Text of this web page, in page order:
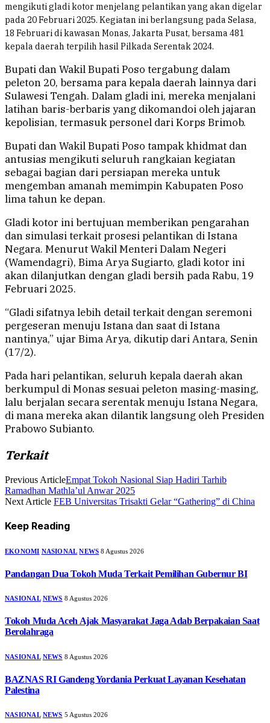
mengikuti gladi kotor menjelang pelantikan yang akan digelar
pada 20 Februari 2025. Kegiatan ini berlangsung pada Selasa,
18 Februari di kawasan Monas, Jakarta Pusat, bersama 481
kepala daerah terpilih hasil Pilkada Serentak 2024.
Bupati dan Wakil Bupati Poso tergabung dalam
peleton 20, bersama para kepala daerah lainnya dari
Sulawesi Tengah. Dalam gladi ini, mereka menjalani
latihan baris-berbaris yang dikomandoi oleh jajaran
kepolisian, termasuk personel dari Korps Brimob.
Bupati dan Wakil Bupati Poso tampak khidmat dan
antusias mengikuti seluruh rangkaian kegiatan
sebagai bagian dari persiapan mereka untuk
mengemban amanah memimpin Kabupaten Poso
lima tahun ke depan.
Gladi kotor ini bertujuan memberikan pengarahan
dan simulasi terkait prosesi pelantikan di Istana
Negara. Menurut Wakil Menteri Dalam Negeri
(Wamendagri), Bima Arya Sugiarto, gladi kotor ini
akan dilanjutkan dengan gladi bersih pada Rabu, 19
Februari 2025.
“Gladi sifatnya lebih detail terkait dengan seremoni
pergeseran menuju Istana dan saat di Istana
nantinya,” ujar Bima Arya, dikutip dari Antara, Senin
(17/2).
Pada hari pelantikan, seluruh kepala daerah akan
berkumpul di Monas sesuai peleton masing-masing,
lalu berjalan secara serentak menuju Istana Negara,
di mana mereka akan dilantik langsung oleh Presiden
Prabowo Subianto.
Terkait
Previous ArticleEmpat Tokoh Nasional Siap Hadiri Tarhib
Ramadhan Mathla’ul Anwar 2025
Next Article FEB Universitas Trisakti Gelar “Gathering” di China
Keep Reading
EKONOMI NASIONAL NEWS 8 Agustus 2026
Pandangan Dua Tokoh Muda Terkait Pemilihan Gubernur BI
NASIONAL NEWS 8 Agustus 2026
Tokoh Muda Aceh Ajak Masyarakat Jaga Adab Berpakaian Saat
Berolahraga
NASIONAL NEWS 8 Agustus 2026
BAZNAS RI Gandeng Yordania Perkuat Layanan Kesehatan
Palestina
NASIONAL NEWS 5 Agustus 2026